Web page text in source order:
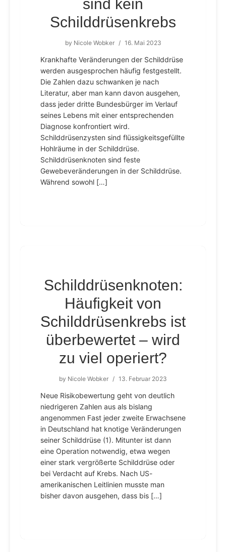
sind kein
Schilddrüsenkrebs
by Nicole Wobker / 16. Mai 2023
Krankhafte Veränderungen der Schilddrüse
werden ausgesprochen häufig festgestellt.
Die Zahlen dazu schwanken je nach
Literatur, aber man kann davon ausgehen,
dass jeder dritte Bundesbürger im Verlauf
seines Lebens mit einer entsprechenden
Diagnose konfrontiert wird.
Schilddrüsenzysten sind flüssigkeitsgefüllte
Hohlräume in der Schilddrüse.
Schilddrüsenknoten sind feste
Gewebeveränderungen in der Schilddrüse.
Während sowohl […]
Schilddrüsenknoten:
Häufigkeit von
Schilddrüsenkrebs ist
überbewertet – wird
zu viel operiert?
by Nicole Wobker / 13. Februar 2023
Neue Risikobewertung geht von deutlich
niedrigeren Zahlen aus als bislang
angenommen Fast jeder zweite Erwachsene
in Deutschland hat knotige Veränderungen
seiner Schilddrüse (1). Mitunter ist dann
eine Operation notwendig, etwa wegen
einer stark vergrößerte Schilddrüse oder
bei Verdacht auf Krebs. Nach US-
amerikanischen Leitlinien musste man
bisher davon ausgehen, dass bis […]